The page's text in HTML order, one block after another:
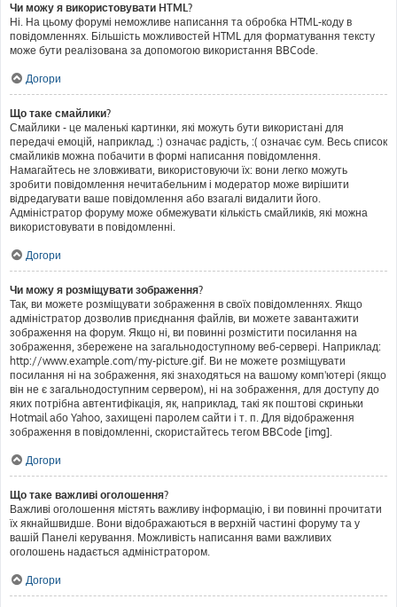
Чи можу я використовувати HTML?
Ні. На цьому форумі неможливе написання та обробка HTML-коду в
повідомленнях. Більшість можливостей HTML для форматування тексту
може бути реалізована за допомогою використання BBCode.
Догори
Що таке смайлики?
Смайлики - це маленькі картинки, які можуть бути використані для
передачі емоцій, наприклад, :) означає радість, :( означає сум. Весь список
смайликів можна побачити в формі написання повідомлення.
Намагайтесь не зловживати, використовуючи їх: вони легко можуть
зробити повідомлення нечитабельним і модератор може вирішити
відредагувати ваше повідомлення або взагалі видалити його.
Адміністратор форуму може обмежувати кількість смайликів, які можна
використовувати в повідомленні.
Догори
Чи можу я розміщувати зображення?
Так, ви можете розміщувати зображення в своїх повідомленнях. Якщо
адміністратор дозволив приєднання файлів, ви можете завантажити
зображення на форум. Якщо ні, ви повинні розмістити посилання на
зображення, збережене на загальнодоступному веб-сервері. Наприклад:
http://www.example.com/my-picture.gif. Ви не можете розміщувати
посилання ні на зображення, які знаходяться на вашому комп'ютері (якщо
він не є загальнодоступним сервером), ні на зображення, для доступу до
яких потрібна автентифікація, як, наприклад, такі як поштові скриньки
Hotmail або Yahoo, захищені паролем сайти і т. п. Для відображення
зображення в повідомленні, скористайтесь тегом BBCode [img].
Догори
Що таке важливі оголошення?
Важливі оголошення містять важливу інформацію, і ви повинні прочитати
їх якнайшвидше. Вони відображаються в верхній частині форуму та у
вашій Панелі керування. Можливість написання вами важливих
оголошень надається адміністратором.
Догори